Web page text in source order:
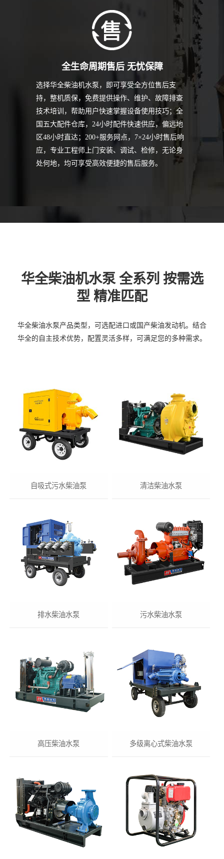
全生命周期售后 无忧保障
选择华全柴油机水泵，即可享受全方位售后支
持，整机质保，免费提供操作、维护、故障排查
技术培训，帮助用户快速掌握设备使用技巧；全
国五大配件仓库，24小时配件快速供应，偏远地
区48小时直达；200+服务网点，7×24小时售后响
应，专业工程师上门安装、调试、检修，无论身
处何地，均可享受高效便捷的售后服务。
华全柴油机水泵 全系列 按需选
型 精准匹配
华全柴油水泵产品类型，可选配进口或国产柴油发动机。结合
华全的自主技术优势，配置灵活多样，可满足您的多种需求。
自吸式污水柴油泵 清洁柴油水泵
排水柴油水泵 污水柴油水泵
高压柴油水泵 多级离心式柴油水泵